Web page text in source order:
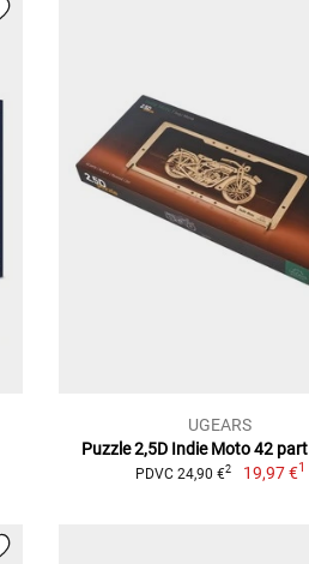
UGEARS
Puzzle 2,5D Indie Moto 42
PDVC 24,90 €2 19,97 €1